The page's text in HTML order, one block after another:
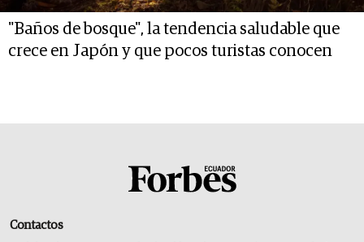
"Baños de bosque", la tendencia saludable que
crece en Japón y que pocos turistas conocen
Contactos